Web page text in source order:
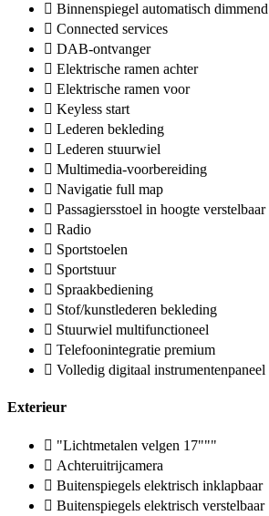
Binnenspiegel automatisch dimmend
Connected services
DAB-ontvanger
Elektrische ramen achter
Elektrische ramen voor
Keyless start
Lederen bekleding
Lederen stuurwiel
Multimedia-voorbereiding
Navigatie full map
Passagiersstoel in hoogte verstelbaar
Radio
Sportstoelen
Sportstuur
Spraakbediening
Stof/kunstlederen bekleding
Stuurwiel multifunctioneel
Telefoonintegratie premium
Volledig digitaal instrumentenpaneel
Exterieur
"Lichtmetalen velgen 17"""
Achteruitrijcamera
Buitenspiegels elektrisch inklapbaar
Buitenspiegels elektrisch verstelbaar